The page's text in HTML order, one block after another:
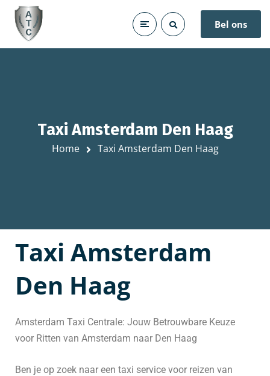
Bel ons
Taxi Amsterdam Den Haag
Home Taxi Amsterdam Den Haag
Taxi Amsterdam
Den Haag
Amsterdam Taxi Centrale: Jouw Betrouwbare Keuze
voor Ritten van Amsterdam naar Den Haag
Ben je op zoek naar een taxi service voor reizen van